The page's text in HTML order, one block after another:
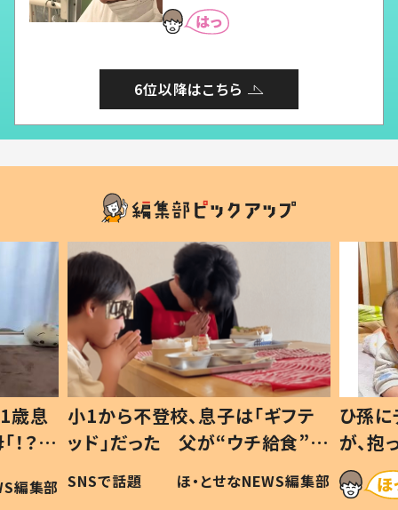
6位以降はこちら
歳息
？」
編集部
小1から不登校、息子は「ギフテ
ッド」だった 父が“ウチ給食”を
作り続ける理由とは #令和の親
#令和の子
SNSで話題 ほ・とせなNEWS編集部
ひ孫
が、
「涙が
い」